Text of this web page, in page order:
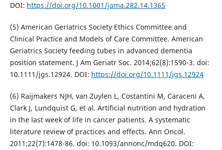
DOI: https://doi.org/10.1001/jama.282.14.1365
(5) American Geriatrics Society Ethics Committee and
Clinical Practice and Models of Care Committee. American
Geriatrics Society feeding tubes in advanced dementia
position statement. J Am Geriatr Soc. 2014;62(8):1590-3. doi:
10.1111/jgs.12924. DOI: https://doi.org/10.1111/jgs.12924
(6) Raijmakers NJH, van Zuylen L, Costantini M, Caraceni A,
Clark J, Lundquist G, et al. Artificial nutrition and hydration
in the last week of life in cancer patients. A systematic
literature review of practices and effects. Ann Oncol.
2011;22(7):1478-86. doi: 10.1093/annonc/mdq620. DOI: